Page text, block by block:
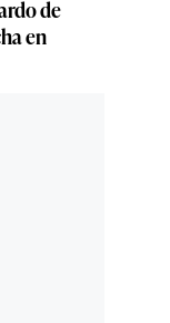
de
en